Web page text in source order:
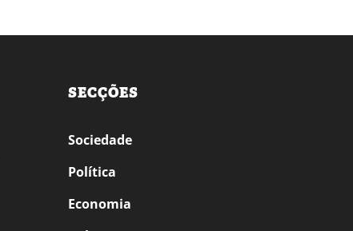
SECÇÕES
Sociedade
Política
Economia